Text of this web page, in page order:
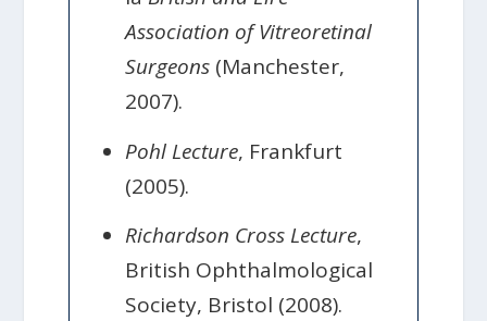
Association of Vitreoretinal
Surgeons (Manchester,
2007).
Pohl Lecture, Frankfurt
(2005).
Richardson Cross Lecture,
British Ophthalmological
Society, Bristol (2008).